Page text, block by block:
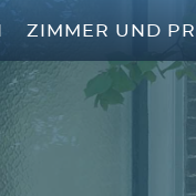
ZIMMER UND